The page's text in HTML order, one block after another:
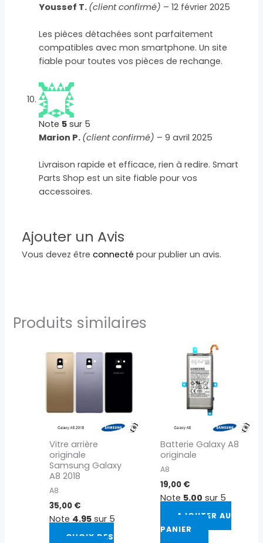
Youssef T. (client confirmé) – 12 février 2025
Les pièces détachées sont parfaitement
compatibles avec mon smartphone. Un site
fiable pour toutes vos pièces de rechange.
Note 5 sur 5
Marion P. (client confirmé) – 9 avril 2025
Livraison rapide et efficace, rien à redire. Smart
Parts Shop est un site fiable pour vos
accessoires.
Ajouter un Avis
Vous devez êtreconnecté pour publier un avis.
Produits similaires
Vitre arrière
originale
Samsung Galaxy
A8 2018
A8
35,00 €
Note 4.95sur 5
CHOIX DES
produit
options
peuvent
choisies
sur
du
Batterie Galaxy A8
originale
A8
19,00 €
Note 5.00 sur 5
AJOUTER AU
PANIER